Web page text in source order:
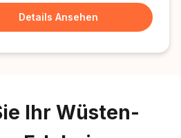
Details Ansehen
Ihr Wüsten-